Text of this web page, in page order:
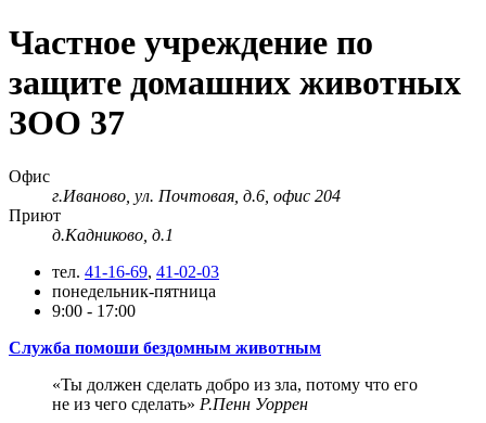
Частное учреждение по
защите домашних животных
ЗОО 37
Офис
г.Иваново, ул. Почтовая, д.6, офис 204
Приют
д.Кадниково, д.1
тел. 41-16-69, 41-02-03
понедельник-пятница
9:00 - 17:00
Служба помоши бездомным животным
Ты должен сделать добро из зла, потому что его
не из чего сделать
Р.Пенн Уоррен